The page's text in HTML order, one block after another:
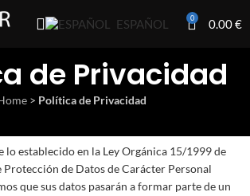
ESPAÑOL 0 0.00€
de Privacidad
> Política de Privacidad
lo establecido en la Ley Orgánica 15/1999 de
Protección de Datos de Carácter Personal
que sus datos pasarán a formar parte de un